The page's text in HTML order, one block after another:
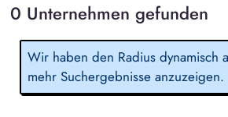
0 Unternehmen gefunden
Wir haben den Radius dynamisch
mehr Suchergebnisse anzuzeigen.